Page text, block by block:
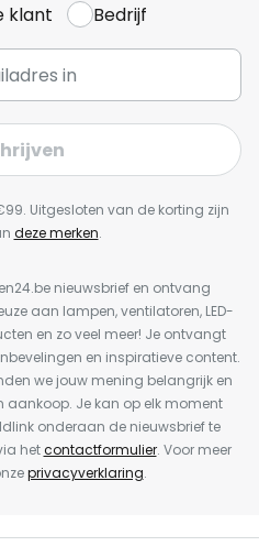
klant Bedrijf
Uitgesloten van de korting zijn
deze merken.
nieuwsbrief en ontvang
aan lampen, ventilatoren, LED-
en zo veel meer! Je ontvangt
en inspiratieve content.
we jouw mening belangrijk en
aankoop. Je kan op elk moment
onderaan de nieuwsbrief te
hetcontactformulier. Voor meer
privacyverklaring.